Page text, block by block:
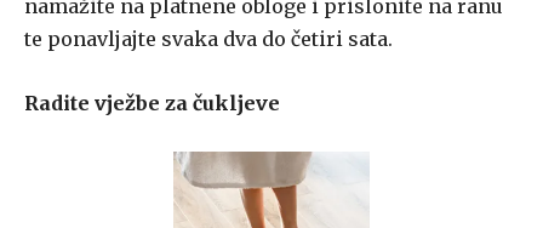
namažite na platnene obloge i prislonite na ranu
te ponavljajte svaka dva do četiri sata.
Radite vježbe za čukljeve